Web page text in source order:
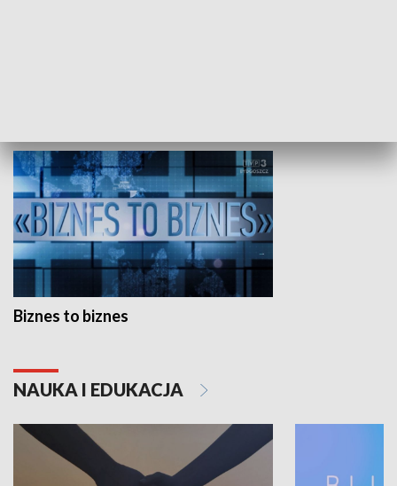
Biznes to biznes
NAUKA I EDUKACJA